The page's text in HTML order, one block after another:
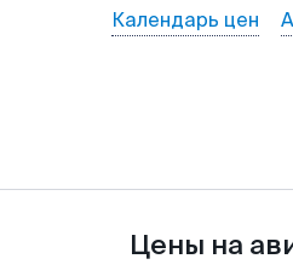
Календарь цен
Цены на